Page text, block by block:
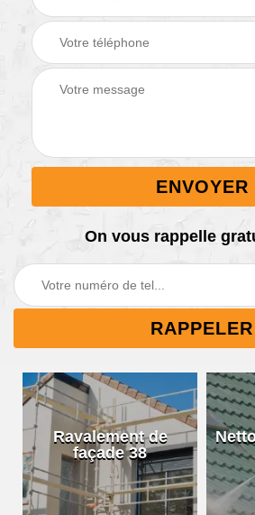
On vous rappelle
Ravalement de
façade 38